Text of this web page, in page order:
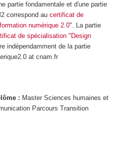
partie fondamentale et d'une partie
correspond au certificat de
numérique 2.0". La partie
de spécialisation "Design
indépendamment de la partie
at cnam.fr
: Master Sciences humaines et
Parcours Transition